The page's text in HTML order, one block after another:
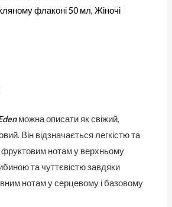
флаконі 50 мл,Жіночі
можна описати як свіжий,
Він відзначається легкістю та
фруктовим нотам у верхньому
та чуттєвістю завдяки
нотам у серцевому і базовому